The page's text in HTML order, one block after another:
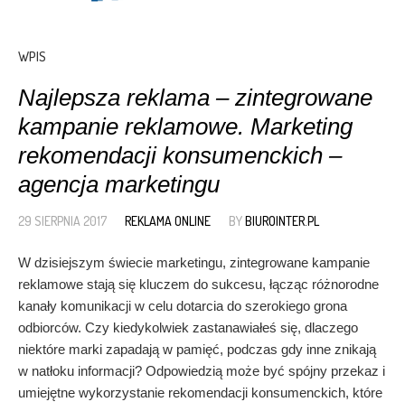
WPIS
Najlepsza reklama – zintegrowane
kampanie reklamowe. Marketing
rekomendacji konsumenckich –
agencja marketingu
29 SIERPNIA 2017 REKLAMA ONLINE BYBIUROINTER.PL
W dzisiejszym świecie marketingu, zintegrowane kampanie
reklamowe stają się kluczem do sukcesu, łącząc różnorodne
kanały komunikacji w celu dotarcia do szerokiego grona
odbiorców. Czy kiedykolwiek zastanawiałeś się, dlaczego
niektóre marki zapadają w pamięć, podczas gdy inne znikają
w natłoku informacji? Odpowiedzią może być spójny przekaz i
umiejętne wykorzystanie rekomendacji konsumenckich, które